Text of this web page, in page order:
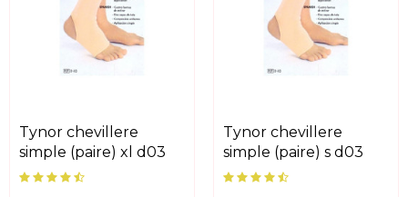
tynor chevillere
simple (paire) xl d03
tynor chevillere
simple (paire) s d03